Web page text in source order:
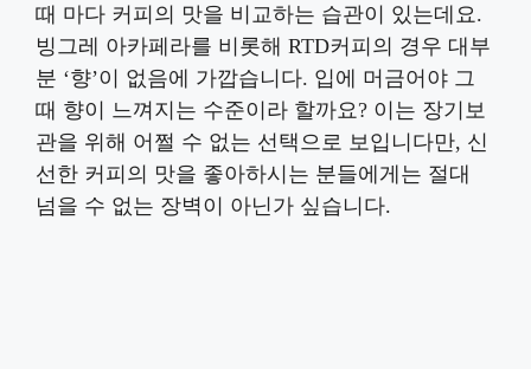
때 마다 커피의 맛을 비교하는 습관이 있는데요.
빙그레 아카페라를 비롯해 RTD커피의 경우 대부
분 ‘향’이 없음에 가깝습니다. 입에 머금어야 그
때 향이 느껴지는 수준이라 할까요? 이는 장기보
관을 위해 어쩔 수 없는 선택으로 보입니다만, 신
선한 커피의 맛을 좋아하시는 분들에게는 절대
넘을 수 없는 장벽이 아닌가 싶습니다.